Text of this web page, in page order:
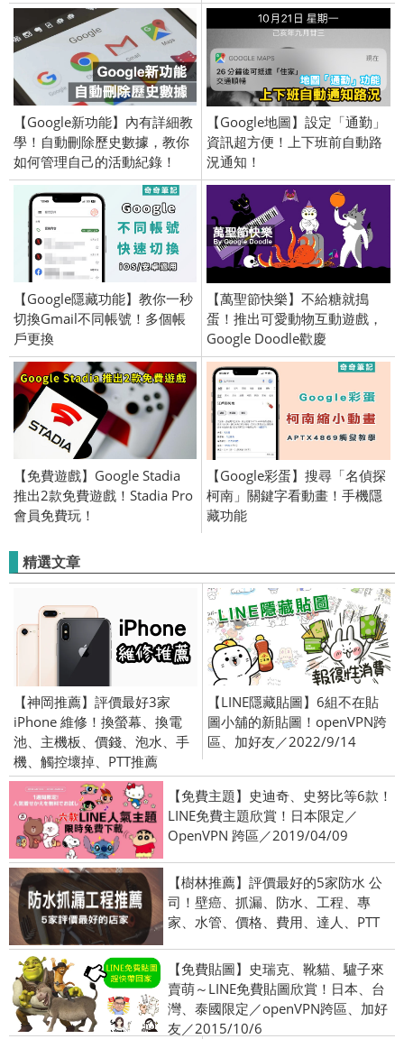
【Google新功能】內有詳細教
學！自動刪除歷史數據，教你
如何管理自己的活動紀錄！
【Google地圖】設定「通勤」
資訊超方便！上下班前自動路
況通知！
【Google隱藏功能】教你一秒
切換Gmail不同帳號！多個帳
戶更換
【萬聖節快樂】不給糖就搗
蛋！推出可愛動物互動遊戲，
Google Doodle歡慶
Halloween
【免費遊戲】Google Stadia
推出2款免費遊戲！Stadia Pro
會員免費玩！
【Google彩蛋】搜尋「名偵探
柯南」關鍵字看動畫！手機隱
藏功能
精選文章
【神岡推薦】評價最好3家
iPhone 維修！換螢幕、換電
池、主機板、價錢、泡水、手
機、觸控壞掉、PTT推薦
【LINE隱藏貼圖】6組不在貼
圖小舖的新貼圖！openVPN跨
區、加好友／2022/9/14
【免費主題】史迪奇、史努比等6款！
LINE免費主題欣賞！日本限定／
OpenVPN 跨區／2019/04/09
【樹林推薦】評價最好的5家防水 公
司！壁癌、抓漏、防水、工程、專
家、水管、價格、費用、達人、PTT
【免費貼圖】史瑞克、靴貓、驢子來
賣萌～LINE免費貼圖欣賞！日本、台
灣、泰國限定／openVPN跨區、加好
友／2015/10/6